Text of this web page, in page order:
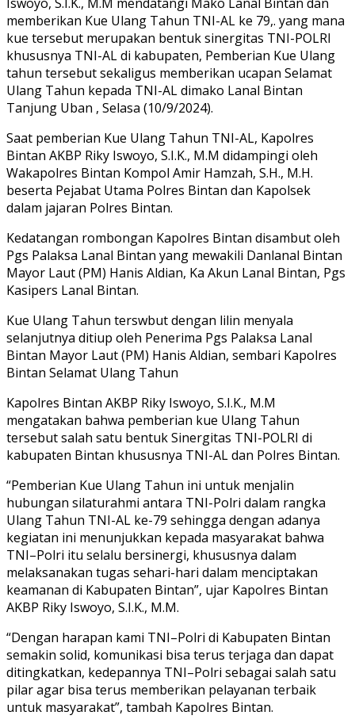
memberikan Kue Ulang Tahun TNI-AL ke 79,. yang mana
kue tersebut merupakan bentuk sinergitas TNI-POLRI
khususnya TNI-AL di kabupaten, Pemberian Kue Ulang
tahun tersebut sekaligus memberikan ucapan Selamat
Ulang Tahun kepada TNI-AL dimako Lanal Bintan
Tanjung Uban , Selasa (10/9/2024).
Saat pemberian Kue Ulang Tahun TNI-AL, Kapolres
Bintan AKBP Riky Iswoyo, S.I.K., M.M didampingi oleh
Wakapolres Bintan Kompol Amir Hamzah, S.H., M.H.
beserta Pejabat Utama Polres Bintan dan Kapolsek
dalam jajaran Polres Bintan.
Kedatangan rombongan Kapolres Bintan disambut oleh
Pgs Palaksa Lanal Bintan yang mewakili Danlanal Bintan
Mayor Laut (PM) Hanis Aldian, Ka Akun Lanal Bintan, Pgs
Kasipers Lanal Bintan.
Kue Ulang Tahun terswbut dengan lilin menyala
selanjutnya ditiup oleh Penerima Pgs Palaksa Lanal
Bintan Mayor Laut (PM) Hanis Aldian, sembari Kapolres
Bintan Selamat Ulang Tahun
Kapolres Bintan AKBP Riky Iswoyo, S.I.K., M.M
mengatakan bahwa pemberian kue Ulang Tahun
tersebut salah satu bentuk Sinergitas TNI-POLRI di
kabupaten Bintan khususnya TNI-AL dan Polres Bintan.
“Pemberian Kue Ulang Tahun ini untuk menjalin
hubungan silaturahmi antara TNI-Polri dalam rangka
Ulang Tahun TNI-AL ke-79 sehingga dengan adanya
kegiatan ini menunjukkan kepada masyarakat bahwa
TNI–Polri itu selalu bersinergi, khususnya dalam
melaksanakan tugas sehari-hari dalam menciptakan
keamanan di Kabupaten Bintan”, ujar Kapolres Bintan
AKBP Riky Iswoyo, S.I.K., M.M.
“Dengan harapan kami TNI–Polri di Kabupaten Bintan
semakin solid, komunikasi bisa terus terjaga dan dapat
ditingkatkan, kedepannya TNI–Polri sebagai salah satu
pilar agar bisa terus memberikan pelayanan terbaik
untuk masyarakat”, tambah Kapolres Bintan.